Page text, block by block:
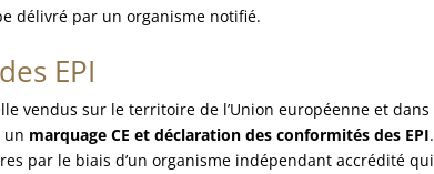
délivré par un organisme notifié.
EPI
vendus sur le territoire de l’Union européenne et dans
un marquage CE et déclaration des conformités des EPI.
par le biais d’un organisme indépendant accrédité qui